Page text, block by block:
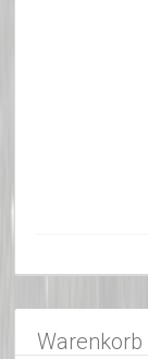
Warenkorb